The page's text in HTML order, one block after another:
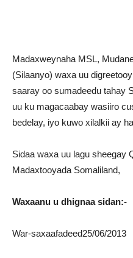
Madaxweynaha MSL,
(Silaanyo) waxa uu
saaray oo sumadeedu tahay
uu ku magacaabay wasiiro
bedelay, iyo kuwo xilalkii ay
Sidaa waxa uu lagu sheegay
Madaxtooyada Somaliland,
Waxaanu u dhignaa sidan:-
War-saxaafadeed25/06/2013